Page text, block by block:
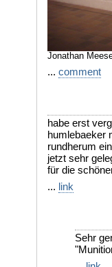
Jonathan
... comment
habe erst
humlebaeker
rundherum
jetzt sehr
für die
... link
Sehr